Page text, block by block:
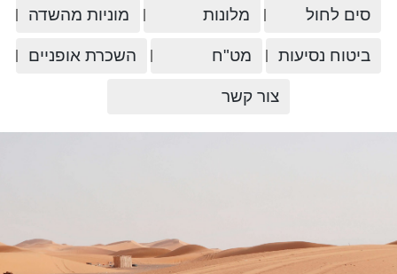
סים לחול מלונות מוניות מהשדה
ביטוח נסיעות מט"ח השכרת אופניים
צור קשר